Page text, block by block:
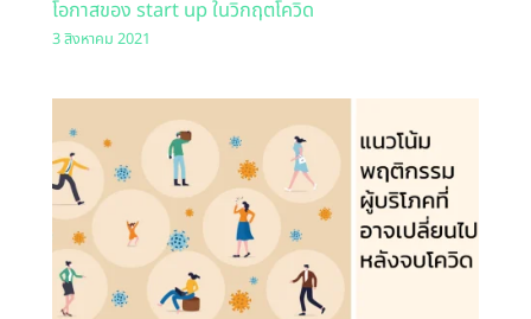
โอกาสของ start up ในวิกฤตโควิด
3 สิงหาคม 2021